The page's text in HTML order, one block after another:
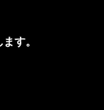
す。